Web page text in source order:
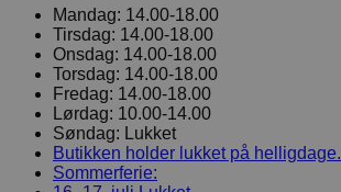
Mandag: 14.00-18.00
Tirsdag: 14.00-18.00
Onsdag: 14.00-18.00
Torsdag: 14.00-18.00
Fredag: 14.00-18.00
Lørdag: 10.00-14.00
Søndag: Lukket
Butikken holder lukket på helligdage.
Sommerferie: